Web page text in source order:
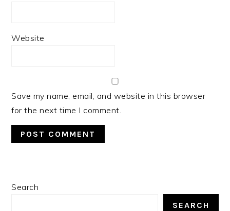
Website
Save my name, email, and website in this browser
for the next time I comment.
PRIMARY
Search
SEARCH